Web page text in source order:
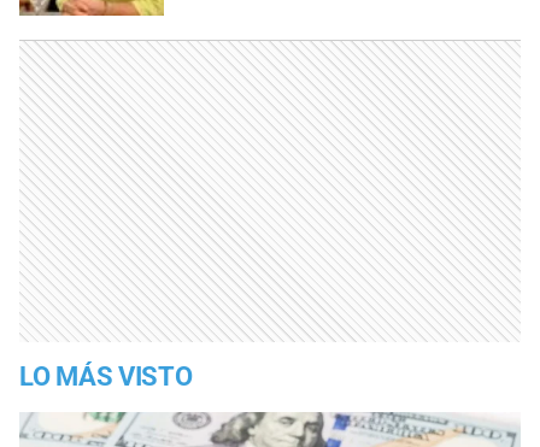
LO MÁS VISTO